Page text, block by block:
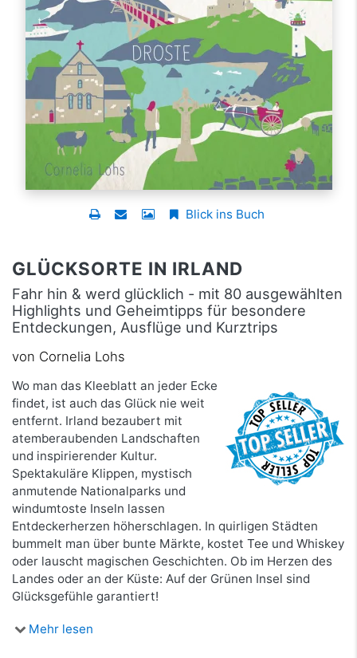
Blick ins Buch
GLÜCKSORTE IN IRLAND
Fahr hin & werd glücklich - mit 80 ausgewählten
Highlights und Geheimtipps für besondere
Entdeckungen, Ausflüge und Kurztrips
von Cornelia Lohs
Wo man das Kleeblatt an jeder Ecke
findet, ist auch das Glück nie weit
entfernt. Irland bezaubert mit
atemberaubenden Landschaften
und inspirierender Kultur.
Spektakuläre Klippen, mystisch
anmutende Nationalparks und
windumtoste Inseln lassen
Entdeckerherzen höherschlagen. In quirligen Städten
bummelt man über bunte Märkte, kostet Tee und Whiskey
oder lauscht magischen Geschichten. Ob im Herzen des
Landes oder an der Küste: Auf der Grünen Insel sind
Glücksgefühle garantiert!
Mehr lesen